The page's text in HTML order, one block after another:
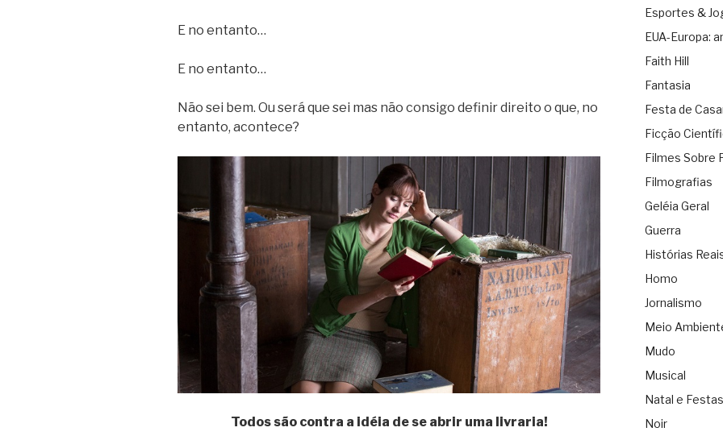
E no entanto…
E no entanto…
Não sei bem. Ou será que sei mas não consigo definir direito o que, no
entanto, acontece?
Todos são contra a idéia de se abrir uma livraria!
Esportes &
EUA-Europa:
Faith Hill
Fantasia
Festa de
Ficção
Filmes Sobre
Filmografias
Geléia Geral
Guerra
Histórias
Homo
Jornalismo
Meio
Mudo
Musical
Natal e Festas
Noir